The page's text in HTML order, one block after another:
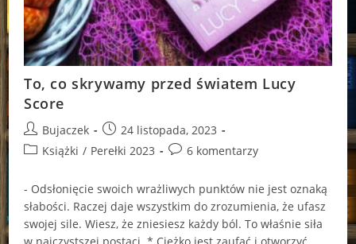
To, co skrywamy przed światem Lucy
Score
Post
author:
Bujaczek
Post
published:
24 listopada, 2023
PostKsiążki / Perełki 2023
Post6 komentarzy
- Odsłonięcie swoich wrażliwych punktów nie jest oznaką
słabości. Raczej daje wszystkim do zrozumienia, że ufasz
swojej sile. Wiesz, że zniesiesz każdy ból. To właśnie siła